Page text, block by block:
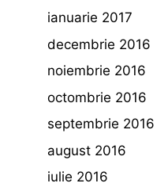
ianuarie 2017
decembrie 2016
noiembrie 2016
octombrie 2016
septembrie 2016
august 2016
iulie 2016